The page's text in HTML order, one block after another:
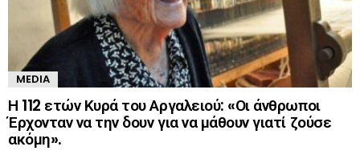
MEDIA
Η 112 ετών Κυρά του Αργαλειού: «Οι άνθρωποι
Έρχονταν να την δουν για να μάθουν γιατί ζούσε
ακόμη».